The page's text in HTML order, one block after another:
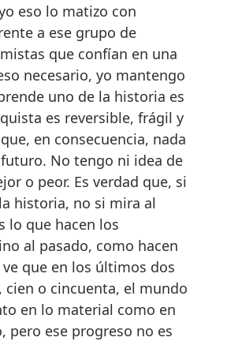
eso lo matizo con
a ese grupo de
que confían en una
necesario, yo mantengo
uno de la historia es
es reversible, frágil y
en consecuencia, nada
No tengo ni idea de
o peor. Es verdad que, si
historia, no si mira al
lo que hacen los
al pasado, como hacen
que en los últimos dos
cien o cincuenta, el mundo
en lo material como en
pero ese progreso no es